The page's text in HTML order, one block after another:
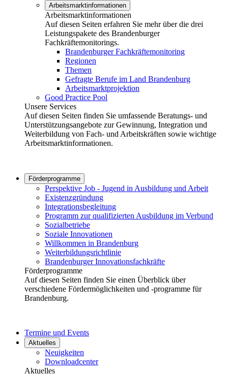
Arbeitsmarktinformationen
Arbeitsmarktinformationen
Auf diesen Seiten erfahren Sie mehr über die drei
Leistungspakete des Brandenburger
Fachkräftemonitorings.
Brandenburger Fachkräftemonitoring
Regionen
Themen
Gefragte Berufe im Land Brandenburg
Arbeitsmarktprojektion
Good Practice Pool
Unsere Services
Auf diesen Seiten finden Sie umfassende Beratungs- und
Unterstützungsangebote zur Gewinnung, Integration und
Weiterbildung von Fach- und Arbeitskräften sowie wichtige
Arbeitsmarktinformationen.
Förderprogramme
Perspektive Job - Jugend in Ausbildung und Arbeit
Existenzgründung
Integrationsbegleitung
Programm zur qualifizierten Ausbildung im Verbund
Sozialbetriebe
Soziale Innovationen
Willkommen in Brandenburg
Weiterbildungsrichtlinie
Brandenburger Innovationsfachkräfte
Förderprogramme
Auf diesen Seiten finden Sie einen Überblick über
verschiedene Fördermöglichkeiten und -programme für
Brandenburg.
Termine und Events
Aktuelles
Neuigkeiten
Downloadcenter
Aktuelles